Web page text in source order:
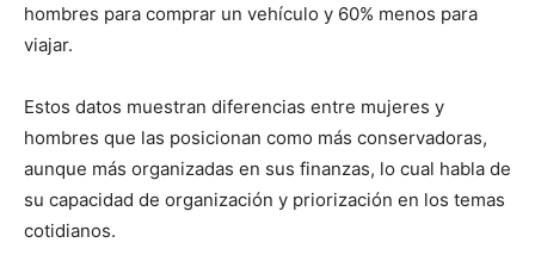
hombres para comprar un vehículo y 60% menos para
viajar.
Estos datos muestran diferencias entre mujeres y
hombres que las posicionan como más conservadoras,
aunque más organizadas en sus finanzas, lo cual habla de
su capacidad de organización y priorización en los temas
cotidianos.